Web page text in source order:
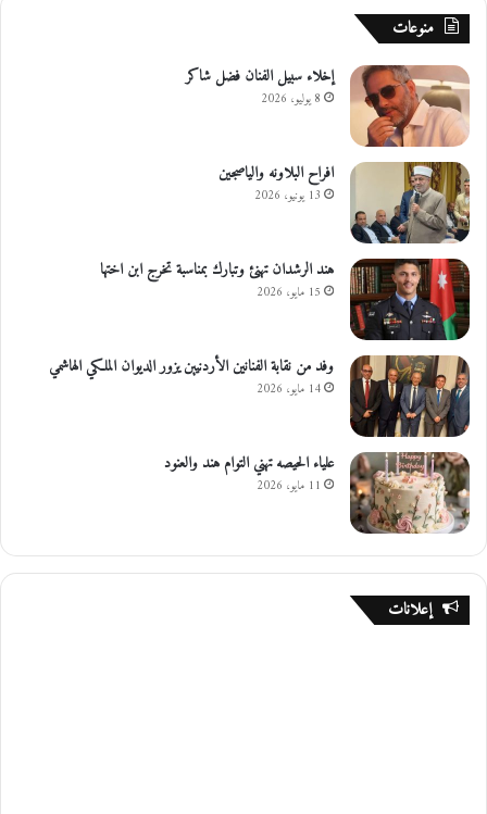
منوعات
إخلاء سبيل الفنان فضل شاكر
8 يوليو، 2026
افراح البلاونه والياصجين
13 يونيو، 2026
هند الرشدان تهنئ وتبارك بمناسبة تخرج ابن اختها
15 مايو، 2026
وفد من نقابة الفنانين الأردنيين يزور الديوان الملكي الهاشمي
14 مايو، 2026
علياء الحيصه تهني التوام هند والعنود
11 مايو، 2026
إعلانات